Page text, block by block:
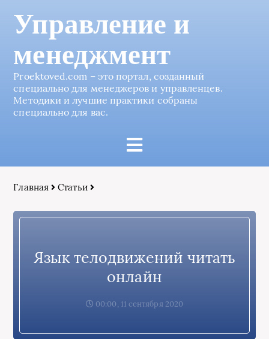
Управление и
менеджмент
Proektoved.com – это портал, созданный
специально для менеджеров и управленцев.
Методики и лучшие практики собраны
специально для вас.
Главная Статьи
Язык телодвижений читать
онлайн
00:00, 11 сентября 2020